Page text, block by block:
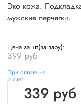
Эко кожа.
мужские перчатки.
Цена за шт(за пару):
399 руб
При оплате на
р.счет
339 руб